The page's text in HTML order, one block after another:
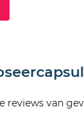
reviews van